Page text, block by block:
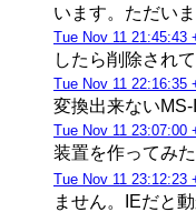
います。ただい
Tue Nov 11 21:45:43
したら削除され
Tue Nov 11 22:16:35
変換出来ない
Tue Nov 11 23:07:00
装置を作ってみた
Tue Nov 11 23:12:23
ません。IEだと